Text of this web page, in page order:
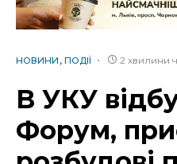
НОВИНИ ПОДІЇ 2 хвилини
В УКУ
Форум,